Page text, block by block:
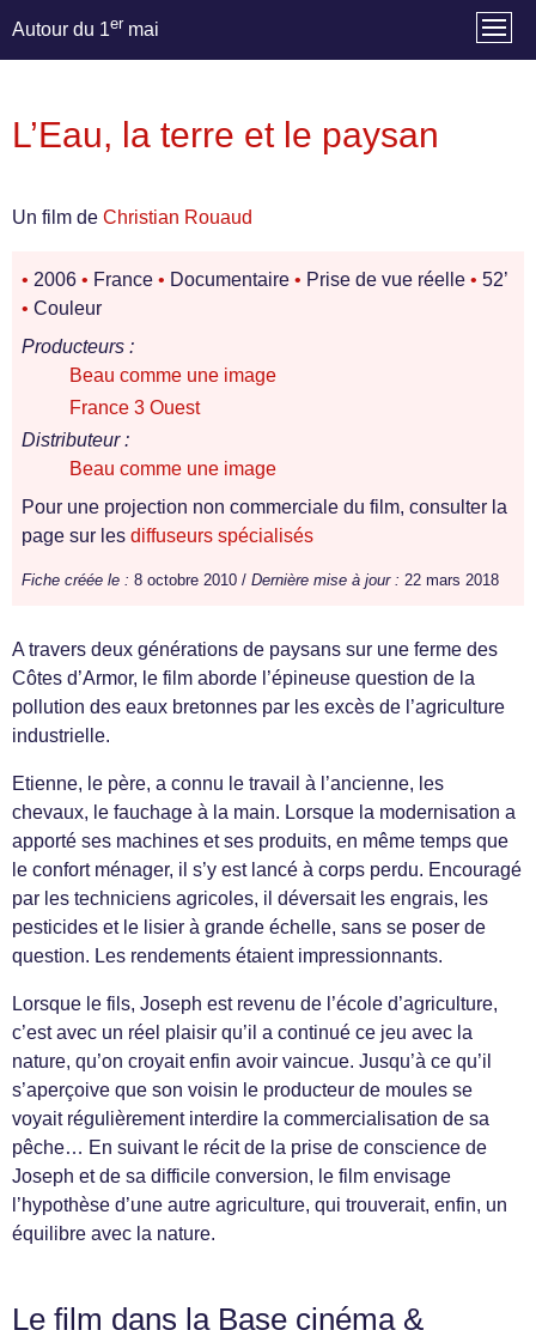
Autour du 1er mai
L’Eau, la terre et le paysan
Un film de Christian Rouaud
• 2006 • France • Documentaire • Prise de vue réelle • 52’
• Couleur
Producteurs :
Beau comme une image
France 3 Ouest
Distributeur :
Beau comme une image
Pour une projection non commerciale du film, consulter la
page sur les diffuseurs spécialisés
Fiche créée le : 8 octobre 2010 / Dernière mise à jour : 22 mars 2018
A travers deux générations de paysans sur une ferme des
Côtes d’Armor, le film aborde l’épineuse question de la
pollution des eaux bretonnes par les excès de l’agriculture
industrielle.
Etienne, le père, a connu le travail à l’ancienne, les
chevaux, le fauchage à la main. Lorsque la modernisation a
apporté ses machines et ses produits, en même temps que
le confort ménager, il s’y est lancé à corps perdu. Encouragé
par les techniciens agricoles, il déversait les engrais, les
pesticides et le lisier à grande échelle, sans se poser de
question. Les rendements étaient impressionnants.
Lorsque le fils, Joseph est revenu de l’école d’agriculture,
c’est avec un réel plaisir qu’il a continué ce jeu avec la
nature, qu’on croyait enfin avoir vaincue. Jusqu’à ce qu’il
s’aperçoive que son voisin le producteur de moules se
voyait régulièrement interdire la commercialisation de sa
pêche… En suivant le récit de la prise de conscience de
Joseph et de sa difficile conversion, le film envisage
l’hypothèse d’une autre agriculture, qui trouverait, enfin, un
équilibre avec la nature.
Le film dans la Base cinéma &